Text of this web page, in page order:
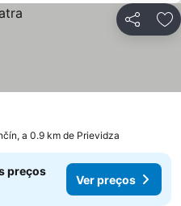
Partilhar
a 0.9 km de Prievidza
preços
Ver preços